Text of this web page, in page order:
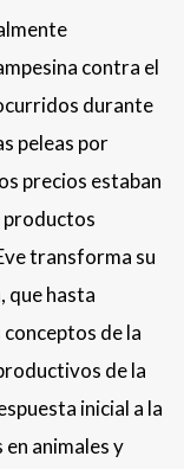
contra el
durante
peleas por
precios estaban
productos
transforma su
que hasta
de la
de la
inicial a la
animales y